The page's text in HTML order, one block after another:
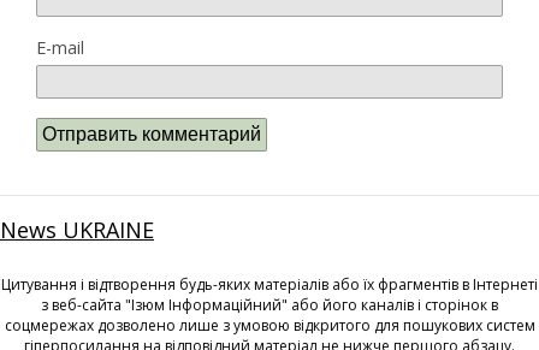
E-mail
News UKRAINE
Цитування і відтворення будь-яких матеріалів або їх фрагментів в Інтернеті
з веб-сайта "Ізюм Інформаційний" або його каналів і сторінок в
соцмережах дозволено лише з умовою відкритого для пошукових систем